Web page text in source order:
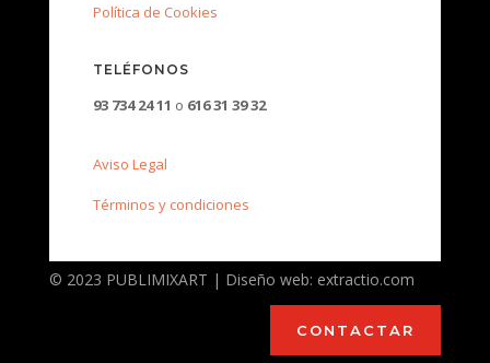
Política de Cookies
TELÉFONOS
93 734 24 11 o 616 31 39 32
Aviso Legal
Términos y condiciones
© 2023 PUBLIMIXART | Diseño web: extractio.com
CONTACTAR